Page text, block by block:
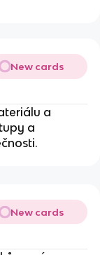
New cards
a
a
New cards